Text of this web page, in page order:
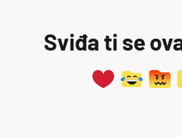
Sviđa ti se